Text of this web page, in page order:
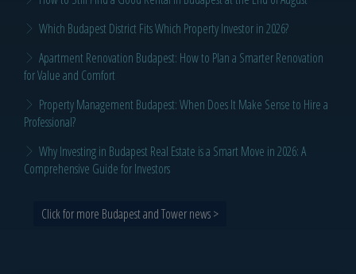
Which Budapest District Fits Which Property Investor in 2026?
Apartment Renovation Budapest: How to Plan a Smarter Renovation
for Value and Comfort
Property Management Budapest: When Does It Make Sense to Hire a
Professional?
Why Investing in Budapest Real Estate is a Smart Move in 2026: A
Comprehensive Guide for Investors
Click for more Budapest and Tower news >